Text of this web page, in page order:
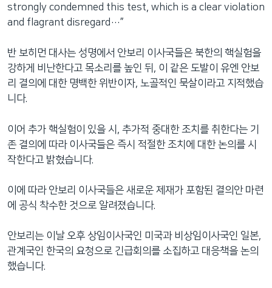
strongly condemned this test, which is a clear violation
and flagrant disregard…”
반 보히먼 대사는 성명에서 안보리 이사국들은 북한의 핵실험을
강하게 비난한다고 목소리를 높인 뒤, 이 같은 도발이 유엔 안보
리 결의에 대한 명백한 위반이자, 노골적인 묵살이라고 지적했습
니다.
이어 추가 핵실험이 있을 시, 추가적 중대한 조치를 취한다는 기
존 결의에 따라 이사국들은 즉시 적절한 조치에 대한 논의를 시
작한다고 밝혔습니다.
이에 따라 안보리 이사국들은 새로운 제재가 포함된 결의안 마련
에 공식 착수한 것으로 알려졌습니다.
안보리는 이날 오후 상임이사국인 미국과 비상임이사국인 일본,
관계국인 한국의 요청으로 긴급회의를 소집하고 대응책을 논의
했습니다.